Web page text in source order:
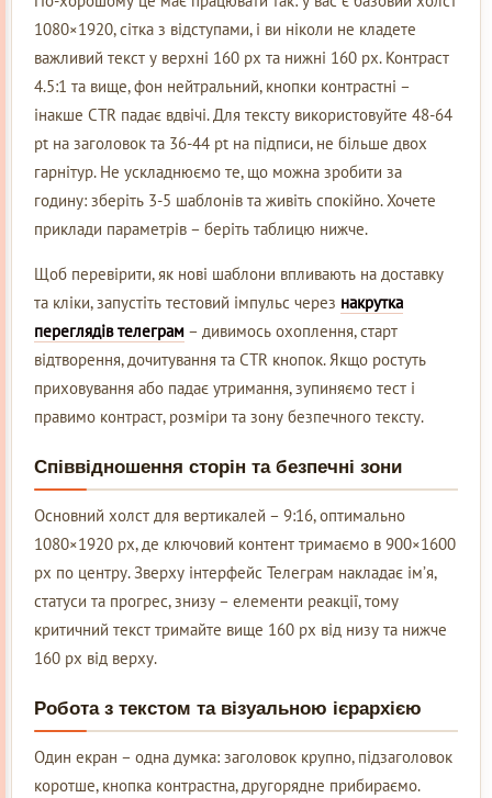
1080×1920, сітка з відступами, і ви ніколи не кладете
важливий текст у верхні 160 px та нижні 160 px. Контраст
4.5:1 та вище, фон нейтральний, кнопки контрастні –
інакше CTR падає вдвічі. Для тексту використовуйте 48-64
pt на заголовок та 36-44 pt на підписи, не більше двох
гарнітур. Не ускладнюємо те, що можна зробити за
годину: зберіть 3-5 шаблонів та живіть спокійно. Хочете
приклади параметрів – беріть таблицю нижче.
Щоб перевірити, як нові шаблони впливають на доставку
та кліки, запустіть тестовий імпульс через накрутка
переглядів телеграм – дивимось охоплення, старт
відтворення, дочитування та CTR кнопок. Якщо ростуть
приховування або падає утримання, зупиняємо тест і
правимо контраст, розміри та зону безпечного тексту.
Співвідношення сторін та безпечні зони
Основний холст для вертикалей – 9:16, оптимально
1080×1920 px, де ключовий контент тримаємо в 900×1600
px по центру. Зверху інтерфейс Телеграм накладає ім’я,
статуси та прогрес, знизу – елементи реакції, тому
критичний текст тримайте вище 160 px від низу та нижче
160 px від верху.
Робота з текстом та візуальною ієрархією
Один екран – одна думка: заголовок крупно, підзаголовок
коротше, кнопка контрастна, другорядне прибираємо.